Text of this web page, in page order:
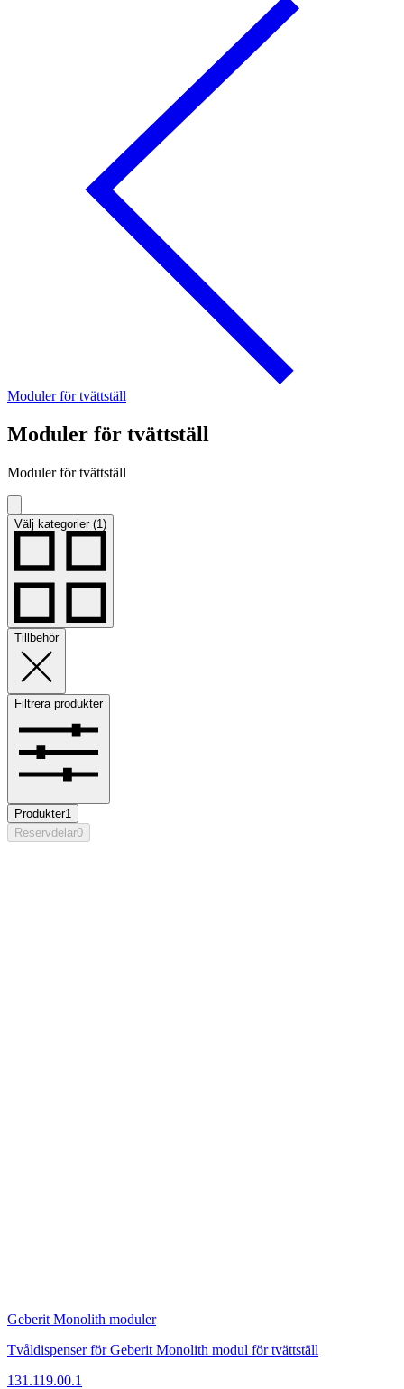
Moduler för tvättställ
Moduler för tvättställ
Moduler för tvättställ
Välj kategorier (1)
Tillbehör
Filtrera produkter
Produkter1
Reservdelar0
Geberit Monolith moduler
Tvåldispenser för Geberit Monolith modul för tvättställ
131.119.00.1